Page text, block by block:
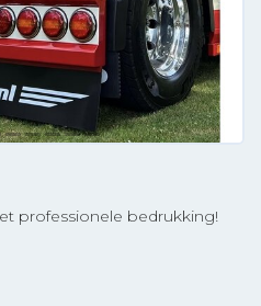
professionele bedrukking!